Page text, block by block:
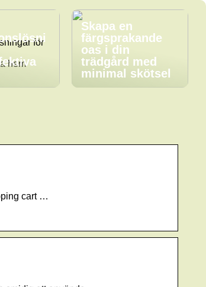
Skapa en
färgsprakande
oas i din
trädgård med
minimal skötsel
cart …